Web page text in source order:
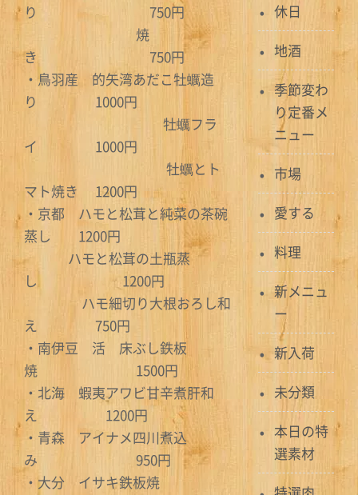
り 750円
焼
き 750円
・鳥羽産 的矢湾あだこ牡蠣造
り 1000円
牡蠣フラ
イ 1000円
牡蠣とト
マト焼き 1200円
・京都 ハモと松茸と純菜の茶碗
蒸し 1200円
ハモと松茸の土瓶蒸
し 1200円
ハモ細切り大根おろし和
え 750円
・南伊豆 活 床ぶし鉄板
焼 1500円
・北海 蝦夷アワビ甘辛煮肝和
え 1200円
・青森 アイナメ四川煮込
み 950円
・大分 イサキ鉄板焼
休日
地酒
季節変わ
り定番メ
ニュー
市場
愛する
料理
新メニュ
ー
新入荷
未分類
本日の特
選素材